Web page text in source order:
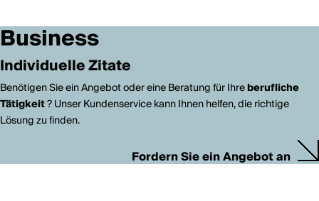
Business
Individuelle Zitate
Benötigen Sie ein Angebot oder eine Beratung für Ihreberufliche
Tätigkeit? Unser Kundenservice kann Ihnen helfen, die richtige
Lösung zu finden.
Fordern Sie ein Angebot an